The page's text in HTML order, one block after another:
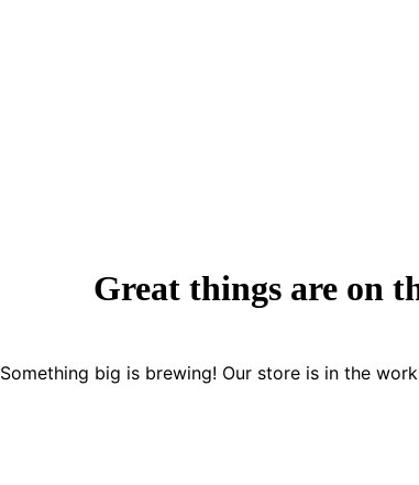
Great things are on
Something big is brewing! Our store is in the